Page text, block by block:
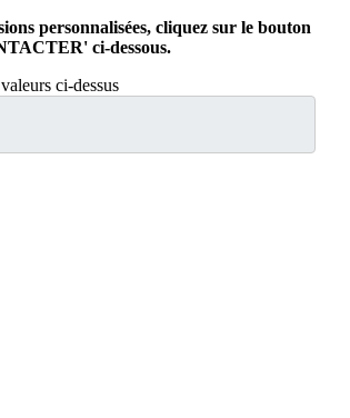
personnalisées, cliquez sur le bouton
ci-dessous.
ci-dessus